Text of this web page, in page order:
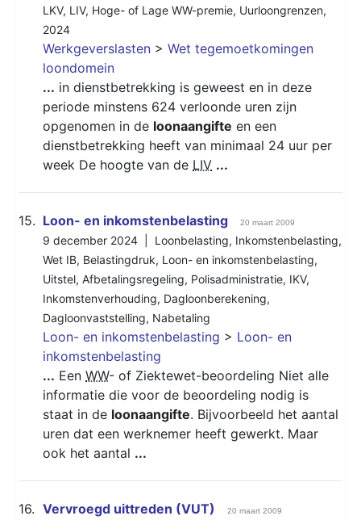
LKV, LIV, Hoge- of Lage WW-premie, Uurloongrenzen,
2024
Werkgeverslasten > Wet tegemoetkomingen
loondomein
... in dienstbetrekking is geweest en in deze
periode minstens 624 verloonde uren zijn
opgenomen in de loonaangifte en een
dienstbetrekking heeft van minimaal 24 uur per
week De hoogte van de LIV ...
15. Loon- en inkomstenbelasting 20 maart 2009
9 december 2024 | Loonbelasting, Inkomstenbelasting,
Wet IB, Belastingdruk, Loon- en inkomstenbelasting,
Uitstel, Afbetalingsregeling, Polisadministratie, IKV,
Inkomstenverhouding, Dagloonberekening,
Dagloonvaststelling, Nabetaling
Loon- en inkomstenbelasting > Loon- en
inkomstenbelasting
... Een WW- of Ziektewet-beoordeling Niet alle
informatie die voor de beoordeling nodig is
staat in de loonaangifte. Bijvoorbeeld het aantal
uren dat een werknemer heeft gewerkt. Maar
ook het aantal ...
16. Vervroegd uittreden (VUT) 20 maart 2009